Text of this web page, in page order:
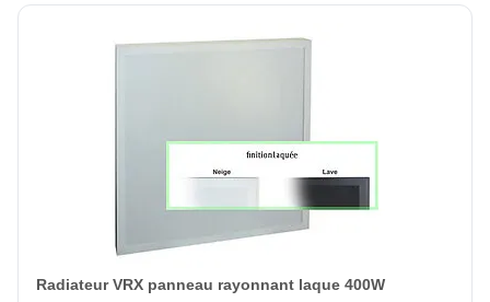
Radiateur VRX panneau rayonnant laque 400W